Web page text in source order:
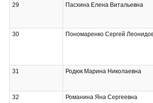
29
Пасхина Елена Витальевна
30 Пономаренко Сергей
31
Родюк Марина Николаевна
32 Романина Яна Сергеевна